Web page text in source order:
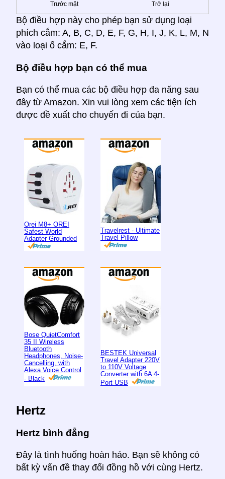
Trước mặt Trở lại
Bộ điều hợp này cho phép bạn sử dụng loại
phích cắm: A, B, C, D, E, F, G, H, I, J, K, L, M, N
vào loại ổ cắm: E, F.
Bộ điều hợp bạn có thể mua
Bạn có thể mua các bộ điều hợp đa năng sau
đây từ Amazon. Xin vui lòng xem các tiện ích
được đề xuất cho chuyến đi của bạn.
Orei M8+ OREI
Safest World
Adapter Grounded
Travelrest - Ultimate
Travel Pillow
Bose QuietComfort
35 II Wireless
Bluetooth
Headphones, Noise-
Cancelling, with
Alexa Voice Control
- Black
BESTEK Universal
Travel Adapter 220V
to 110V Voltage
Converter with 6A 4-
Port USB
Hertz
Hertz bình đẳng
Đây là tình huống hoàn hảo. Bạn sẽ không có
bất kỳ vấn đề thay đổi đồng hồ với cùng Hertz.